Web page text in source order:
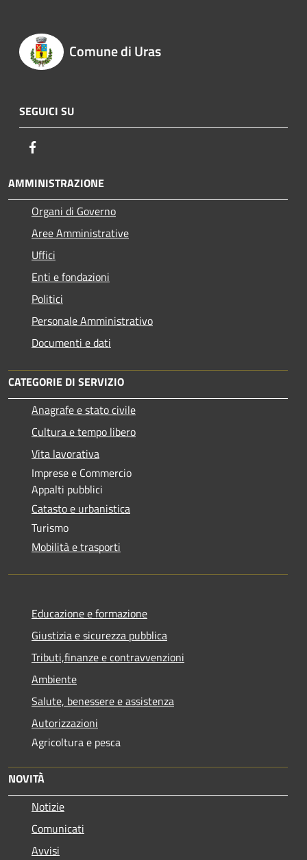
Comune di Uras
SEGUICI SU
AMMINISTRAZIONE
Organi di Governo
Aree Amministrative
Uffici
Enti e fondazioni
Politici
Personale Amministrativo
Documenti e dati
CATEGORIE DI SERVIZIO
Anagrafe e stato civile
Cultura e tempo libero
Vita lavorativa
Imprese e Commercio
Appalti pubblici
Catasto e urbanistica
Turismo
Mobilità e trasporti
Educazione e formazione
Giustizia e sicurezza pubblica
Tributi,finanze e contravvenzioni
Ambiente
Salute, benessere e assistenza
Autorizzazioni
Agricoltura e pesca
NOVITÀ
Notizie
Comunicati
Avvisi